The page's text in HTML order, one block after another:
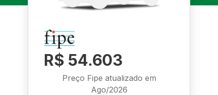
R$ 54.603
Preço Fipe atualizado em
Ago/2026